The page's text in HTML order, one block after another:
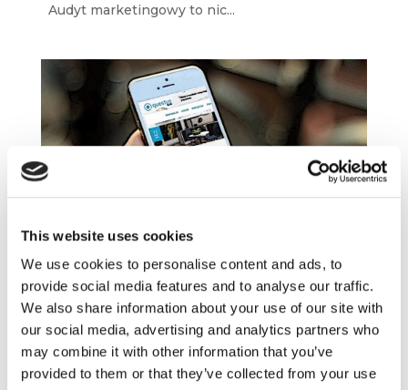
This website uses cookies
We use cookies to personalise content and ads, to
provide social media features and to analyse our traffic.
We also share information about your use of our site with
our social media, advertising and analytics partners who
may combine it with other information that you’ve
provided to them or that they’ve collected from your use
Audyt marketingowy to nic...
i win-back e-maile – przegląd blogosfery
marketingowej #2
paź 21, 2018|Blogosfera ,Wiedza
Przefiltrowaliśmy kilkadziesiąt blogów
i serwisów marketingowo-biznesowych
i przygotowaliśmy dla Was listę 10
najciekawszych publikacji, które pojawiły się
w sieci w ostatnich tygodniach. Będzie coś